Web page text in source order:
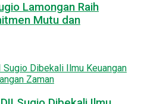
Lamongan Raih
Mutu dan